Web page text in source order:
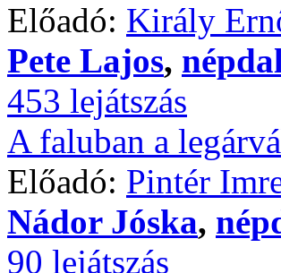
Előadó: Király
Pete Lajos,
453 lejátszás
A faluban a
Előadó: Pintér
Nádor Jóska,
90 lejátszás